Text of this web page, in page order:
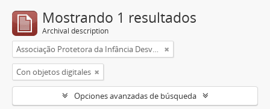
Mostrando 1 resultados
Archival description
Associação Protetora da Infância Desvalida e dos Pobres do Lumiar
Con objetos digitales
Opciones avanzadas de búsqueda